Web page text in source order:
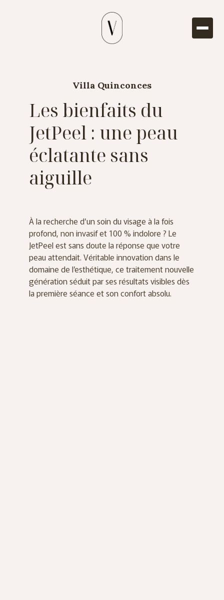
Villa Quinconces
Les bienfaits du
JetPeel : une peau
éclatante sans
aiguille
À la recherche d’un soin du visage à la fois
profond, non invasif et 100 % indolore ? Le
JetPeel est sans doute la réponse que votre
peau attendait. Véritable innovation dans le
domaine de l’esthétique, ce traitement nouvelle
génération séduit par ses résultats visibles dès
la première séance et son confort absolu.